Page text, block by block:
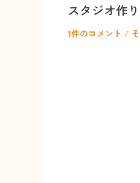
スタジオ作
1件のコメント /